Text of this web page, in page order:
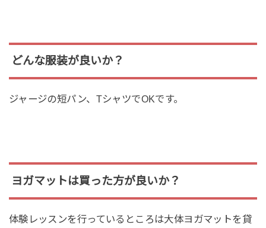
どんな服装が良いか？
ジャージの短パン、TシャツでOKです。
ヨガマットは買った方が良いか？
体験レッスンを行っているところは大体ヨガマットを貸